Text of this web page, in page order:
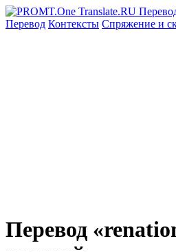
Перевод Контексты Спряжение и
Перевод